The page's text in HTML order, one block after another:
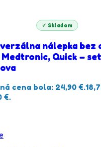
✓ Skladom
nálepka
Quick –
cena bola: 24,90 €.
€.